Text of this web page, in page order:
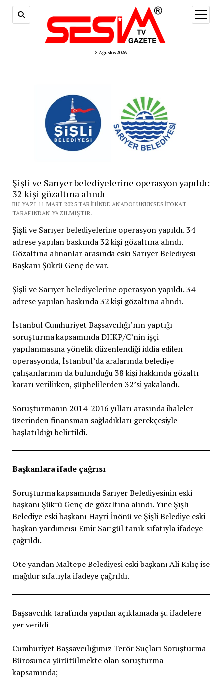
8 Ağustos 2026
aç
Şişli ve Sarıyer belediyelerine operasyon yapıldı:
32 kişi gözaltına alındı
BU YAZI 11 MART 2025 TARIHINDE ANADOLUNUNSESITOKAT
TARAFINDAN YAZILMIŞTIR.
Şişli ve Sarıyer belediyelerine operasyon yapıldı. 34
adrese yapılan baskında 32 kişi gözaltına alındı.
Gözaltına alınanlar arasında eski Sarıyer Belediyesi
Başkanı Şükrü Genç de var.
Şişli ve Sarıyer belediyelerine operasyon yapıldı. 34
adrese yapılan baskında 32 kişi gözaltına alındı.
İstanbul Cumhuriyet Başsavcılığı’nın yaptığı
soruşturma kapsamında DHKP/C’nin işçi
yapılanmasına yönelik düzenlendiği iddia edilen
operasyonda, İstanbul’da aralarında belediye
çalışanlarının da bulunduğu 38 kişi hakkında gözaltı
kararı verilirken, şüphelilerden 32’si yakalandı.
Soruşturmanın 2014-2016 yılları arasında ihaleler
üzerinden finansman sağladıkları gerekçesiyle
başlatıldığı belirtildi.
Başkanlara ifade çağrısı
Soruşturma kapsamında Sarıyer Belediyesinin eski
başkanı Şükrü Genç de gözaltına alındı. Yine Şişli
Belediye eski başkanı Hayri İnönü ve Şişli Belediye eski
başkan yardımcısı Emir Sarıgül tanık sıfatıyla ifadeye
çağrıldı.
Öte yandan Maltepe Belediyesi eski başkanı Ali Kılıç ise
mağdur sıfatıyla ifadeye çağrıldı.
Başsavcılık tarafında yapılan açıklamada şu ifadelere
yer verildi
Cumhuriyet Başsavcılığımız Terör Suçları Soruşturma
Bürosunca yürütülmekte olan soruşturma
kapsamında;